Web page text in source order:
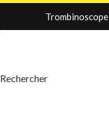
Trombinoscope
Rechercher